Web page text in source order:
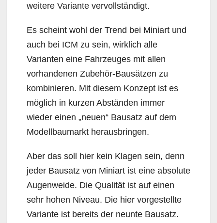
weitere Variante vervollständigt.
Es scheint wohl der Trend bei Miniart und
auch bei ICM zu sein, wirklich alle
Varianten eine Fahrzeuges mit allen
vorhandenen Zubehör-Bausätzen zu
kombinieren. Mit diesem Konzept ist es
möglich in kurzen Abständen immer
wieder einen „neuen“ Bausatz auf dem
Modellbaumarkt herausbringen.
Aber das soll hier kein Klagen sein, denn
jeder Bausatz von Miniart ist eine absolute
Augenweide. Die Qualität ist auf einen
sehr hohen Niveau. Die hier vorgestellte
Variante ist bereits der neunte Bausatz.